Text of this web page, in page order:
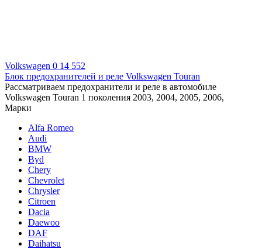
Volkswagen 0 14 552
Блок предохранителей и реле Volkswagen Touran
Рассматриваем предохранители и реле в автомобиле
Volkswagen Touran 1 поколения 2003, 2004, 2005, 2006,
Марки
Alfa Romeo
Audi
BMW
Byd
Chery
Chevrolet
Chrysler
Citroen
Dacia
Daewoo
DAF
Daihatsu